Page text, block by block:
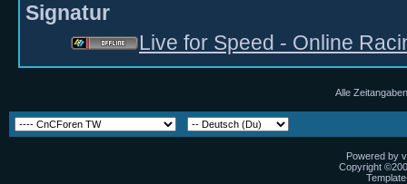
Signatur
Live for Speed - Online
Alle
Powered by
Copyright